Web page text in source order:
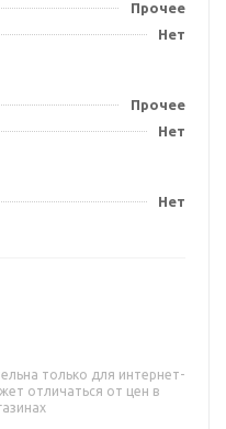
Прочее
Нет
Прочее
Нет
Нет
только для интернет-
отличаться от цен в